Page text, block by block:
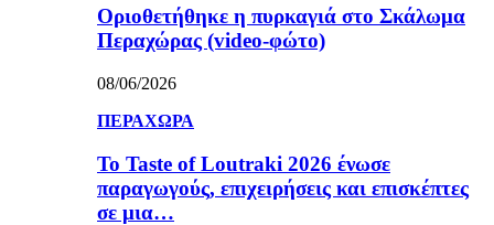
Οριοθετήθηκε η πυρκαγιά στο Σκάλωμα
Περαχώρας (video-φώτο)
08/06/2026
ΠΕΡΑΧΩΡΑ
Το Taste of Loutraki 2026 ένωσε
παραγωγούς, επιχειρήσεις και επισκέπτες
σε μια…